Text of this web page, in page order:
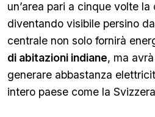
un’area pari a cinque volte
diventando visibile persino
centrale non solo fornirà
di abitazioni indiane, ma
generare abbastanza
intero paese come la